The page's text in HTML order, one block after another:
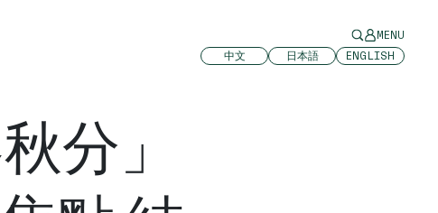
MENU
中文
日本語 ENGLISH
分」